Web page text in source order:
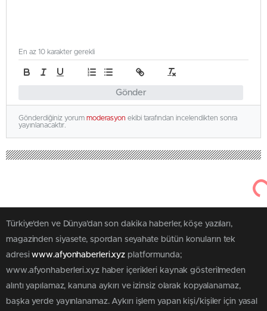
Gönder
En az 10 karakter gerekli
Gönderdiğiniz yorum moderasyon ekibi tarafından incelendikten sonra
yayınlanacaktır.
Türkiye'den ve Dünya’dan son dakika haberler, köşe yazıları,
magazinden siyasete, spordan seyahate bütün konuların tek
adresiwww.afyonhaberleri.xyz platformunda;
www.afyonhaberleri.xyz haber içerikleri kaynak gösterilmeden
alıntı yapılamaz, kanuna aykırı ve izinsiz olarak kopyalanamaz,
başka yerde yayınlanamaz. Aykırı işlem yapan kişi/kişiler için yasal